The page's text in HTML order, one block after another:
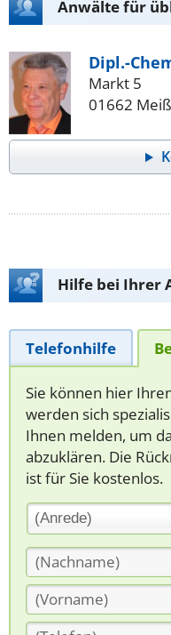
Anwälte für
Dipl.-
Markt 5
01662
Hilfe bei Ihrer
Telefonhilfe
Sie können hier
werden sich
Ihnen melden, um
abzuklären. Die
ist für Sie kostenlos.
(Anrede)